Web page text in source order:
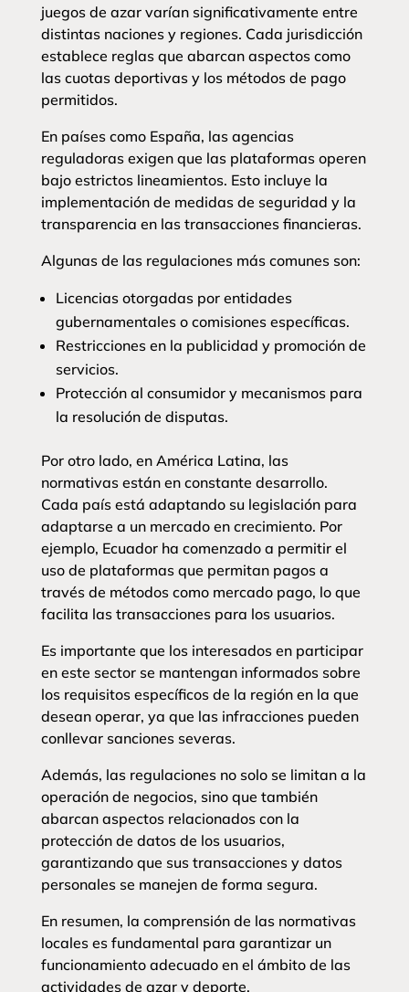
juegos de azar varían significativamente entre
distintas naciones y regiones. Cada jurisdicción
establece reglas que abarcan aspectos como
las cuotas deportivas y los métodos de pago
permitidos.
En países como España, las agencias
reguladoras exigen que las plataformas operen
bajo estrictos lineamientos. Esto incluye la
implementación de medidas de seguridad y la
transparencia en las transacciones financieras.
Algunas de las regulaciones más comunes son:
Licencias otorgadas por entidades
gubernamentales o comisiones específicas.
Restricciones en la publicidad y promoción de
servicios.
Protección al consumidor y mecanismos para
la resolución de disputas.
Por otro lado, en América Latina, las
normativas están en constante desarrollo.
Cada país está adaptando su legislación para
adaptarse a un mercado en crecimiento. Por
ejemplo, Ecuador ha comenzado a permitir el
uso de plataformas que permitan pagos a
través de métodos como mercado pago, lo que
facilita las transacciones para los usuarios.
Es importante que los interesados en participar
en este sector se mantengan informados sobre
los requisitos específicos de la región en la que
desean operar, ya que las infracciones pueden
conllevar sanciones severas.
Además, las regulaciones no solo se limitan a la
operación de negocios, sino que también
abarcan aspectos relacionados con la
protección de datos de los usuarios,
garantizando que sus transacciones y datos
personales se manejen de forma segura.
En resumen, la comprensión de las normativas
locales es fundamental para garantizar un
funcionamiento adecuado en el ámbito de las
actividades de azar y deporte.